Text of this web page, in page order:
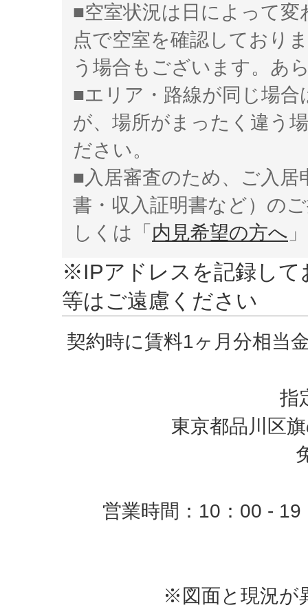
■空室状況は日によって
点で空室を確認しており
う場合もございます。あ
■エリア・路線が同じ場
が、場所がまったく違う
ださい。
■入居審査のため、ご入居
書・収入証明書など）の
しくは「 内見希望の方へ
※IPアドレスを記録して
等はご遠慮ください
契約時に賃料1ヶ月分相当
指
東京都品川区
営業時間：10：00 -
※図面と現況が